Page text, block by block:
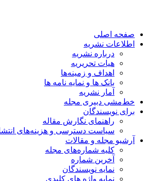
صفحه اصلی
اطلاعات نشریه
درباره نشریه
هیات تحریریه
اهداف و زمینه‌ها
بانک ها و نمایه نامه ها
آمار نشریه
خط‌مشی دبیری مجله
برای نویسندگان
راهنمای نگارش مقاله
سیاست دسترسی و هزینه‌های انتشار
آرشیو مجله و مقالات
کلیه شماره‌های مجله
آخرین شماره
نمایه نویسندگان
نمایه واژه های کلیدی